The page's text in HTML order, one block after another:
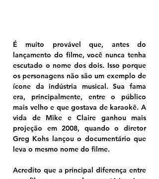
É muito provável que, antes do
lançamento do filme, você nunca tenha
escutado o nome dos dois. Isso porque
os personagens não são um exemplo de
ícone da indústria musical. Sua fama
era, principalmente, entre o público
mais velho e que gostava de karaokê. A
vida de Mike e Claire ganhou mais
projeção em 2008, quando o diretor
Greg Kohs lançou o documentário que
leva o mesmo nome do filme.
Acredito que a principal diferença entre